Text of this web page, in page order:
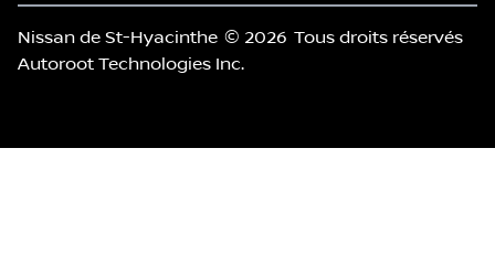
Nissan de St-Hyacinthe © 2026 Tous droits réservés
Autoroot Technologies Inc.